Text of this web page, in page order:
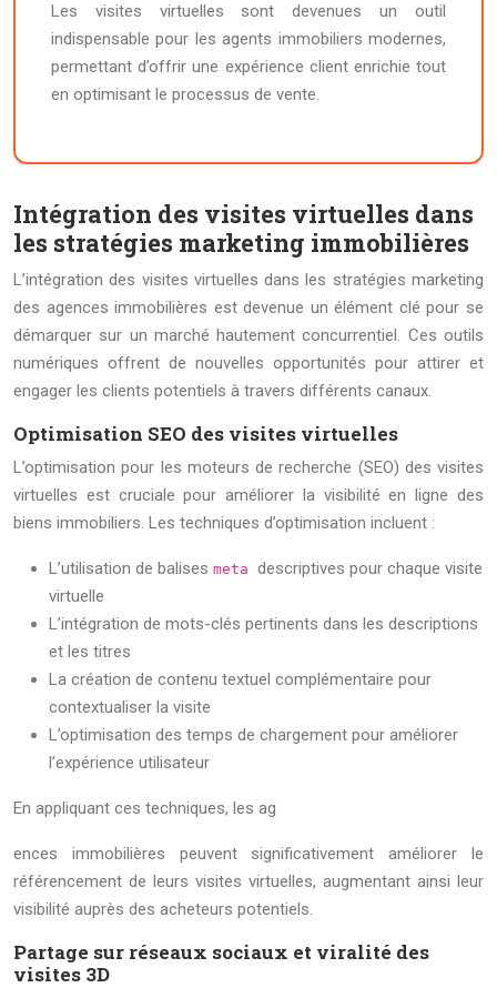
Les visites virtuelles sont devenues un outil
indispensable pour les agents immobiliers modernes,
permettant d’offrir une expérience client enrichie tout
en optimisant le processus de vente.
Intégration des visites virtuelles dans
les stratégies marketing immobilières
L’intégration des visites virtuelles dans les stratégies marketing
des agences immobilières est devenue un élément clé pour se
démarquer sur un marché hautement concurrentiel. Ces outils
numériques offrent de nouvelles opportunités pour attirer et
engager les clients potentiels à travers différents canaux.
Optimisation SEO des visites virtuelles
L’optimisation pour les moteurs de recherche (SEO) des visites
virtuelles est cruciale pour améliorer la visibilité en ligne des
biens immobiliers. Les techniques d’optimisation incluent :
L’utilisation de balises meta descriptives pour chaque visite
virtuelle
L’intégration de mots-clés pertinents dans les descriptions
et les titres
La création de contenu textuel complémentaire pour
contextualiser la visite
L’optimisation des temps de chargement pour améliorer
l’expérience utilisateur
En appliquant ces techniques, les ag
ences immobilières peuvent significativement améliorer le
référencement de leurs visites virtuelles, augmentant ainsi leur
visibilité auprès des acheteurs potentiels.
Partage sur réseaux sociaux et viralité des
visites 3D